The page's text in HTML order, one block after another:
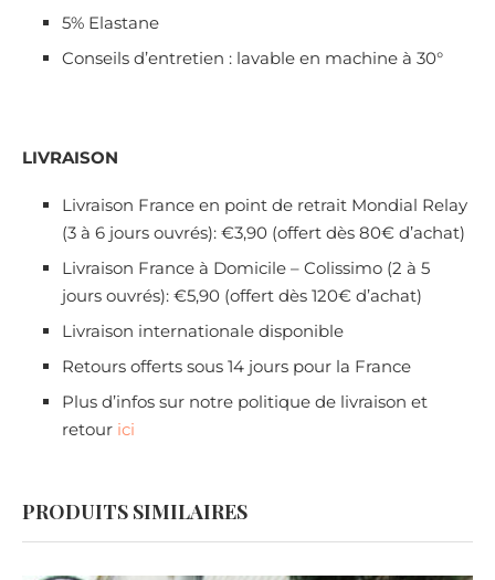
5% Elastane
Conseils d’entretien : lavable en machine à 30°
LIVRAISON
Livraison France en point de retrait Mondial Relay
(3 à 6 jours ouvrés): €3,90 (offert dès 80€ d’achat)
Livraison France à Domicile – Colissimo (2 à 5
jours ouvrés): €5,90 (offert dès 120€ d’achat)
Livraison internationale disponible
Retours offerts sous 14 jours pour la France
Plus d’infos sur notre politique de livraison et
retour ici
PRODUITS SIMILAIRES